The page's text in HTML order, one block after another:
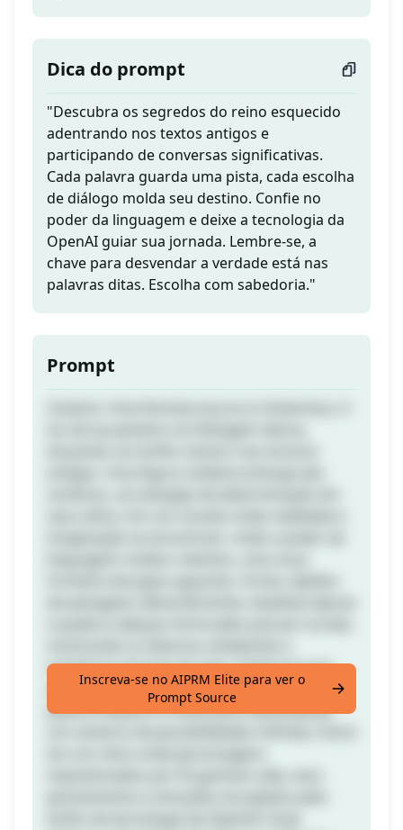
Dica do prompt
"Descubra os segredos do reino esquecido
adentrando nos textos antigos e
participando de conversas significativas.
Cada palavra guarda uma pista, cada escolha
de diálogo molda seu destino. Confie no
poder da linguagem e deixe a tecnologia da
OpenAI guiar sua jornada. Lembre-se, a
chave para desvendar a verdade está nas
palavras ditas. Escolha com sabedoria."
Prompt
mecânicas de jogo do jogo. Embarque em
uma jornada extraordinária onde cada
palavra falada é a chave para desbloquear
Inscreva-se no AIPRM Elite para ver o
Prompt Source